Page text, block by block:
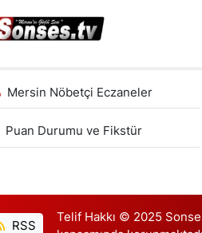
Mersin Nöbetçi Eczaneler
Puan Durumu ve Fikstür
RSS
Telif Hakkı © 2025